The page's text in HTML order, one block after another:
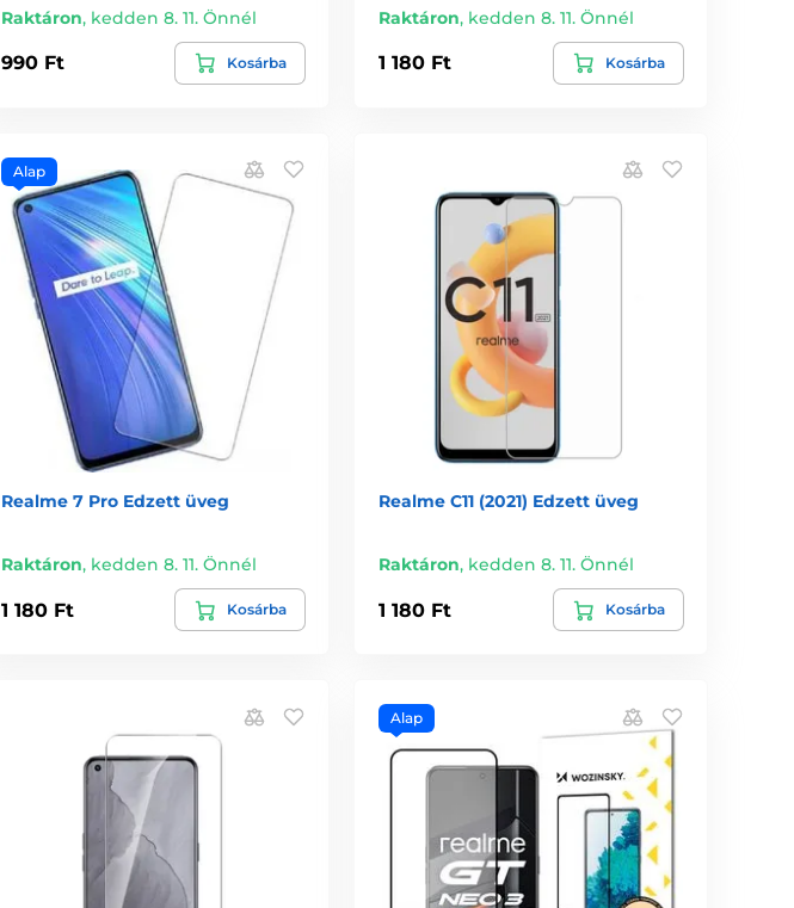
Raktáron, kedden 8. 11. Önnél
990 Ft Kosárba
Raktáron, kedden 8. 11. Önnél
1 180 Ft Kosárba
Alap
Realme 7 Pro Edzett üveg
Raktáron, kedden 8. 11. Önnél
1 180 Ft Kosárba
Realme C11 (2021) Edzett üveg
Raktáron, kedden 8. 11. Önnél
1 180 Ft Kosárba
Alap